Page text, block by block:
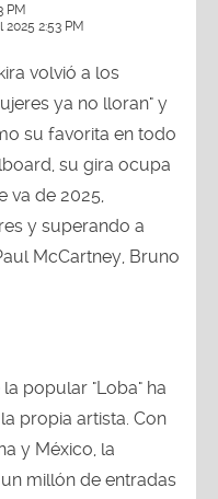
PM
2:53 PM
volvió a los
ya no lloran" y
su favorita en todo
su gira ocupa
va de 2025,
y superando a
McCartney, Bruno
popular "Loba" ha
propia artista. Con
y México, la
millón de entradas